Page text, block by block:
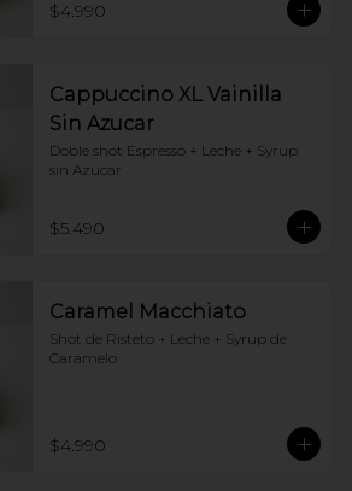
$4.990
Cappuccino XL Vainilla
Sin Azucar
Doble shot Espresso + Leche + Syrup
sin Azucar
$5.490
Caramel Macchiato
Shot de Risteto + Leche + Syrup de
Caramelo
$4.990